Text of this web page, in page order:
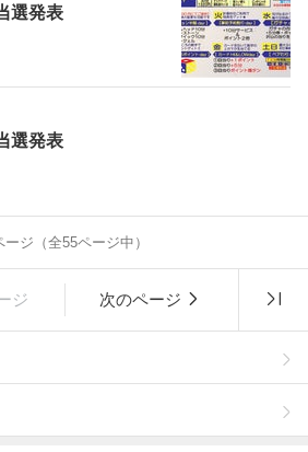
選発表
選発表
ジ（全55ページ中）
ジ 次のページ